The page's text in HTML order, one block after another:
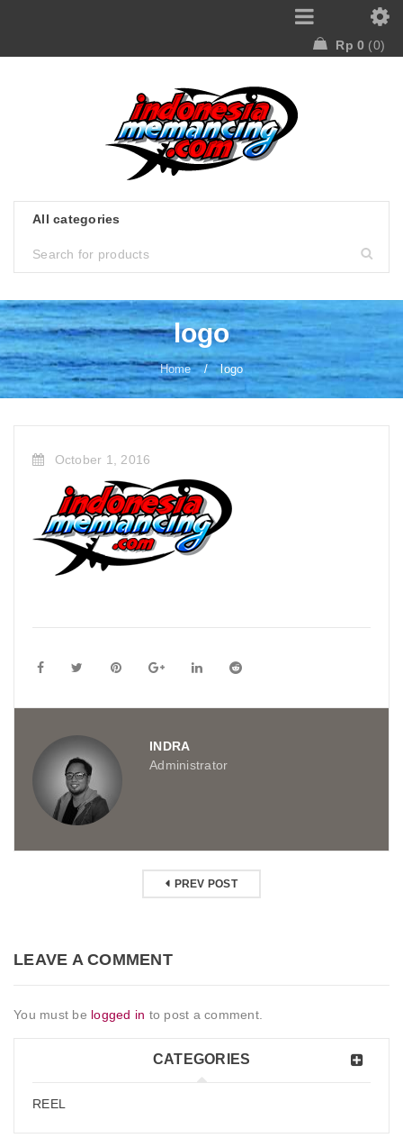
Rp 0 0
logo
Home / logo
October 1, 2016
INDRA
Administrator
PREV POST
LEAVE A COMMENT
You must be logged in to post a comment.
CATEGORIES
REEL